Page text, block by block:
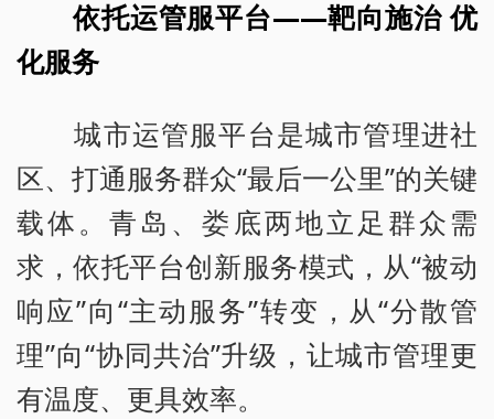
依托运管服平台——靶向施治 优
化服务
城市运管服平台是城市管理进社
区、打通服务群众“最后一公里”的关键
载体。青岛、娄底两地立足群众需
求，依托平台创新服务模式，从“被动
响应”向“主动服务”转变，从“分散管
理”向“协同共治”升级，让城市管理更
有温度、更具效率。